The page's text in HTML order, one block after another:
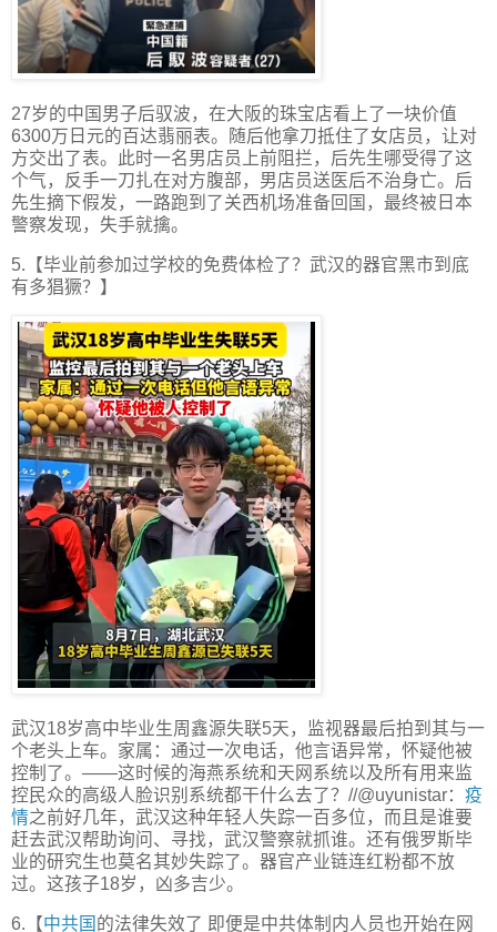
27岁的中国男子后驭波，在大阪的珠宝店看上了一块价值
6300万日元的百达翡丽表。随后他拿刀抵住了女店员，让对
方交出了表。此时一名男店员上前阻拦，后先生哪受得了这
个气，反手一刀扎在对方腹部，男店员送医后不治身亡。后
先生摘下假发，一路跑到了关西机场准备回国，最终被日本
警察发现，失手就擒。
5.【毕业前参加过学校的免费体检了？武汉的器官黑市到底
有多猖獗？】
武汉18岁高中毕业生周鑫源失联5天，监视器最后拍到其与一
个老头上车。家属：通过一次电话，他言语异常，怀疑他被
控制了。——这时候的海燕系统和天网系统以及所有用来监
控民众的高级人脸识别系统都干什么去了？//@uyunistar： 疫
情之前好几年，武汉这种年轻人失踪一百多位，而且是谁要
赶去武汉帮助询问、寻找，武汉警察就抓谁。还有俄罗斯毕
业的研究生也莫名其妙失踪了。器官产业链连红粉都不放
过。这孩子18岁，凶多吉少。
6.【中共国 的法律失效了 即便是中共体制内人员也开始在网